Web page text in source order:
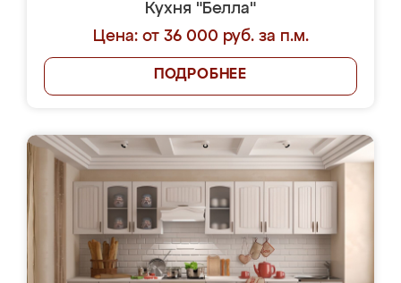
Кухня "Белла"
Цена: от 36 000 руб. за п.м.
ПОДРОБНЕЕ